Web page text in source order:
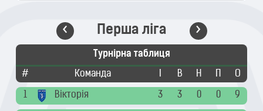
Перша ліга
Турнірна таблиця
# Команда В Н О
1 Вікторія 3 3 0 0 9